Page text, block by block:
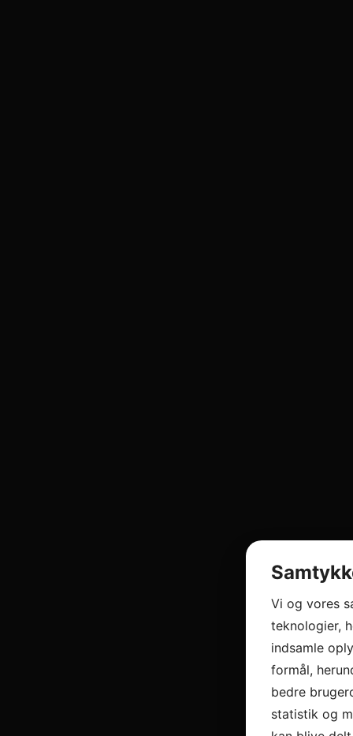
Vi og vores
teknologier,
indsamle
formål,
bedre
statistik og